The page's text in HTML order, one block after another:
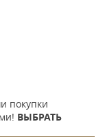
покупки
ВЫБРАТЬ